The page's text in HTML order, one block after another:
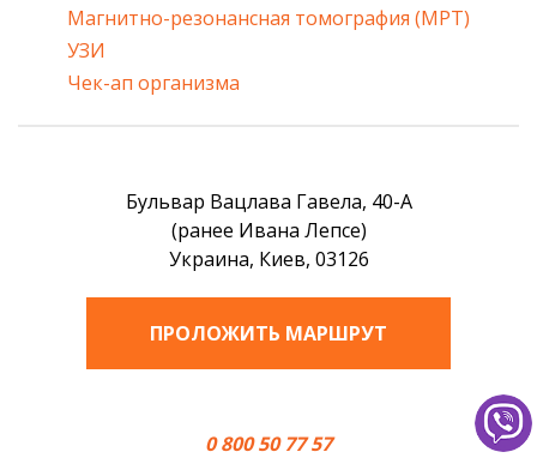
Магнитно-резонансная томография (МРТ)
УЗИ
Чек-ап организма
Бульвар Вацлава Гавела, 40-А
(ранее Ивана Лепсе)
Украина, Киев, 03126
ПРОЛОЖИТЬ МАРШРУТ
0 800 50 77 57